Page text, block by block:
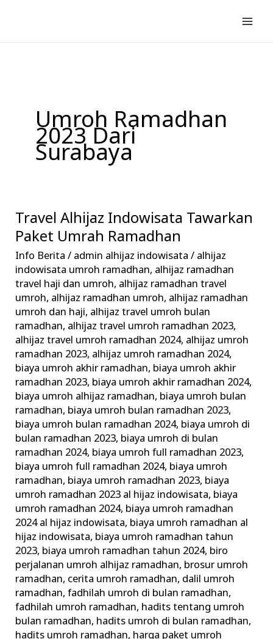
konten
Umroh Ramadhan
2023 Dari
Surabaya
Travel Alhijaz Indowisata Tawarkan
Paket Umrah Ramadhan
Info Berita / admin alhijaz indowisata/ alhijaz
indowisata umroh ramadhan, alhijaz ramadhan
travel haji dan umroh, alhijaz ramadhan travel
umroh, alhijaz ramadhan umroh, alhijaz ramadhan
umroh dan haji, alhijaz travel umroh bulan
ramadhan, alhijaz travel umroh ramadhan 2023,
alhijaz travel umroh ramadhan 2024, alhijaz umroh
ramadhan 2023, alhijaz umroh ramadhan 2024,
biaya umroh akhir ramadhan, biaya umroh akhir
ramadhan 2023, biaya umroh akhir ramadhan 2024,
biaya umroh alhijaz ramadhan, biaya umroh bulan
ramadhan, biaya umroh bulan ramadhan 2023,
biaya umroh bulan ramadhan 2024, biaya umroh di
bulan ramadhan 2023, biaya umroh di bulan
ramadhan 2024, biaya umroh full ramadhan 2023,
biaya umroh full ramadhan 2024, biaya umroh
ramadhan, biaya umroh ramadhan 2023, biaya
umroh ramadhan 2023 al hijaz indowisata, biaya
umroh ramadhan 2024, biaya umroh ramadhan
2024 al hijaz indowisata, biaya umroh ramadhan al
hijaz indowisata, biaya umroh ramadhan tahun
2023, biaya umroh ramadhan tahun 2024, biro
perjalanan umroh alhijaz ramadhan, brosur umroh
ramadhan, cerita umroh ramadhan, dalil umroh
ramadhan,fadhilah umroh di bulan ramadhan,
fadhilah umroh ramadhan, hadits tentang umroh
bulan ramadhan, hadits umroh di bulan ramadhan,
hadits umroh ramadhan, harga paket umroh
Travel
Alhijaz
Indowisata
Tawarkan
Paket
Umrah
Ramadhan